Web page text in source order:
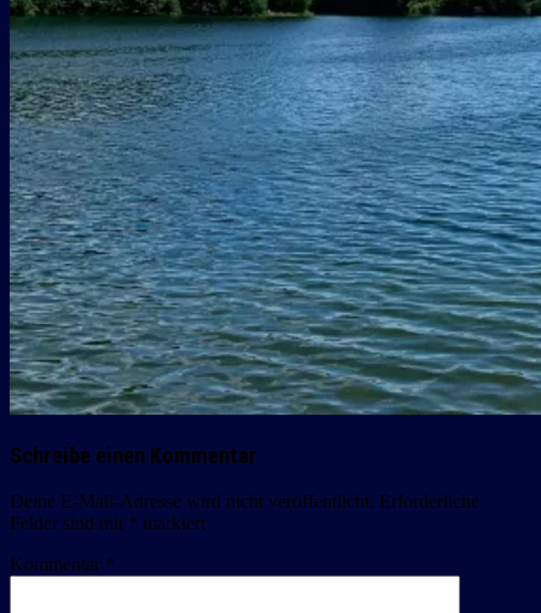
Schreibe einen Kommentar
Deine E-Mail-Adresse wird nicht veröffentlicht. Erforderliche
Felder sind mit * markiert
Kommentar *